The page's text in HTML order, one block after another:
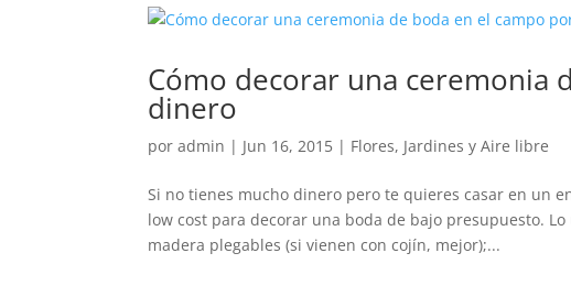
Cómo decorar una ceremonia
dinero
poradmin | Jun 16, 2015 | Flores, Jardines y Aire libre
Si no tienes mucho dinero pero te quieres casar en un
low cost para decorar una boda de bajo presupuesto.
madera plegables (si vienen con cojín, mejor);...